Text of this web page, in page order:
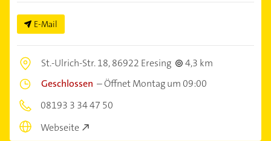
E-Mail
St.-Ulrich-Str. 18,86922 Eresing
4,3 km
Geschlossen –Öffnet Montag um 09:00
08193 3 34 47 50
Webseite